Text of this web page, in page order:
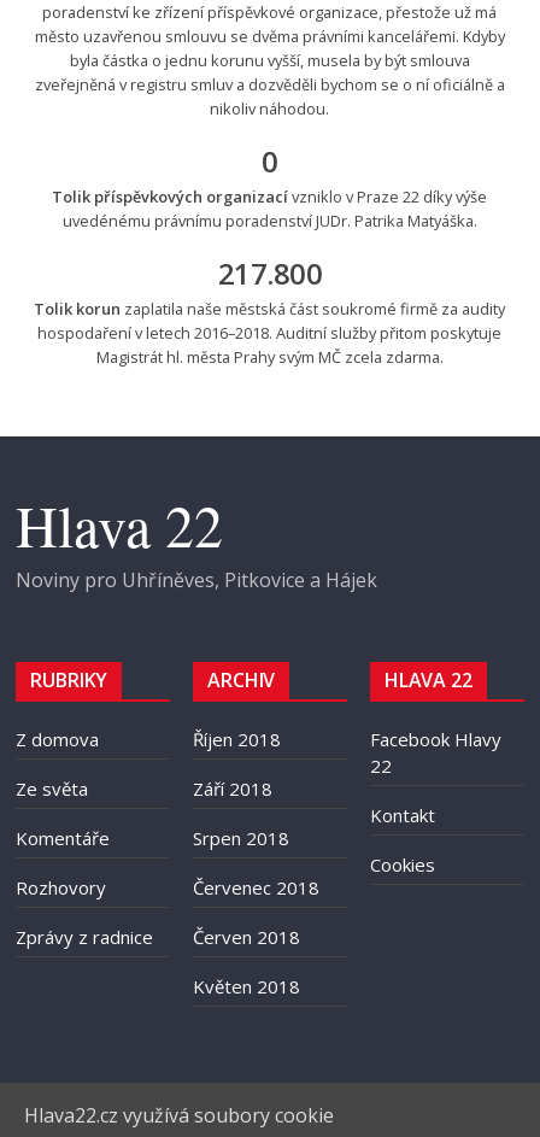
poradenství ke zřízení příspěvkové organizace, přestože už má
město uzavřenou smlouvu se dvěma právními kancelářemi. Kdyby
byla částka o jednu korunu vyšší, musela by být smlouva
zveřejněná v registru smluv a dozvěděli bychom se o ní oficiálně a
nikoliv náhodou.
0
Tolik příspěvkových organizacívzniklo v Praze 22 díky výše
uvedénému právnímu poradenství JUDr. Patrika Matyáška.
217.800
Tolik korun zaplatila naše městská část soukromé firmě za audity
hospodaření v letech 2016–2018. Auditní služby přitom poskytuje
Magistrát hl. města Prahy svým MČ zcela zdarma.
Hlava 22
Noviny pro Uhříněves, Pitkovice a Hájek
RUBRIKY
Z domova
Ze světa
Komentáře
Rozhovory
Zprávy z radnice
ARCHIV
Říjen 2018
Září 2018
Srpen 2018
Červenec 2018
Červen 2018
Květen 2018
HLAVA 22
Facebook Hlavy
22
Kontakt
Cookies
Hlava22.cz využívá soubory cookie